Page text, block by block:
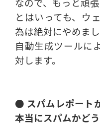
とはいっても、ウ
為は絶対にやめまし
自動生成ツールに
対します。
● スパムレポート
本当にスパムかど